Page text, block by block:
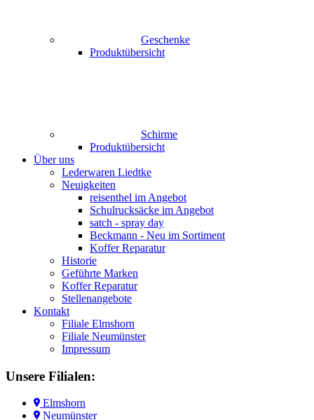
Geschenke
Produktübersicht
Schirme
Produktübersicht
Über uns
Lederwaren Liedtke
Neuigkeiten
reisenthel im Angebot
Schulrucksäcke im Angebot
satch - spray day
Beckmann - Neu im Sortiment
Koffer Reparatur
Historie
Geführte Marken
Koffer Reparatur
Stellenangebote
Kontakt
Filiale Elmshorn
Filiale Neumünster
Impressum
Unsere Filialen:
Elmshorn
Neumünster